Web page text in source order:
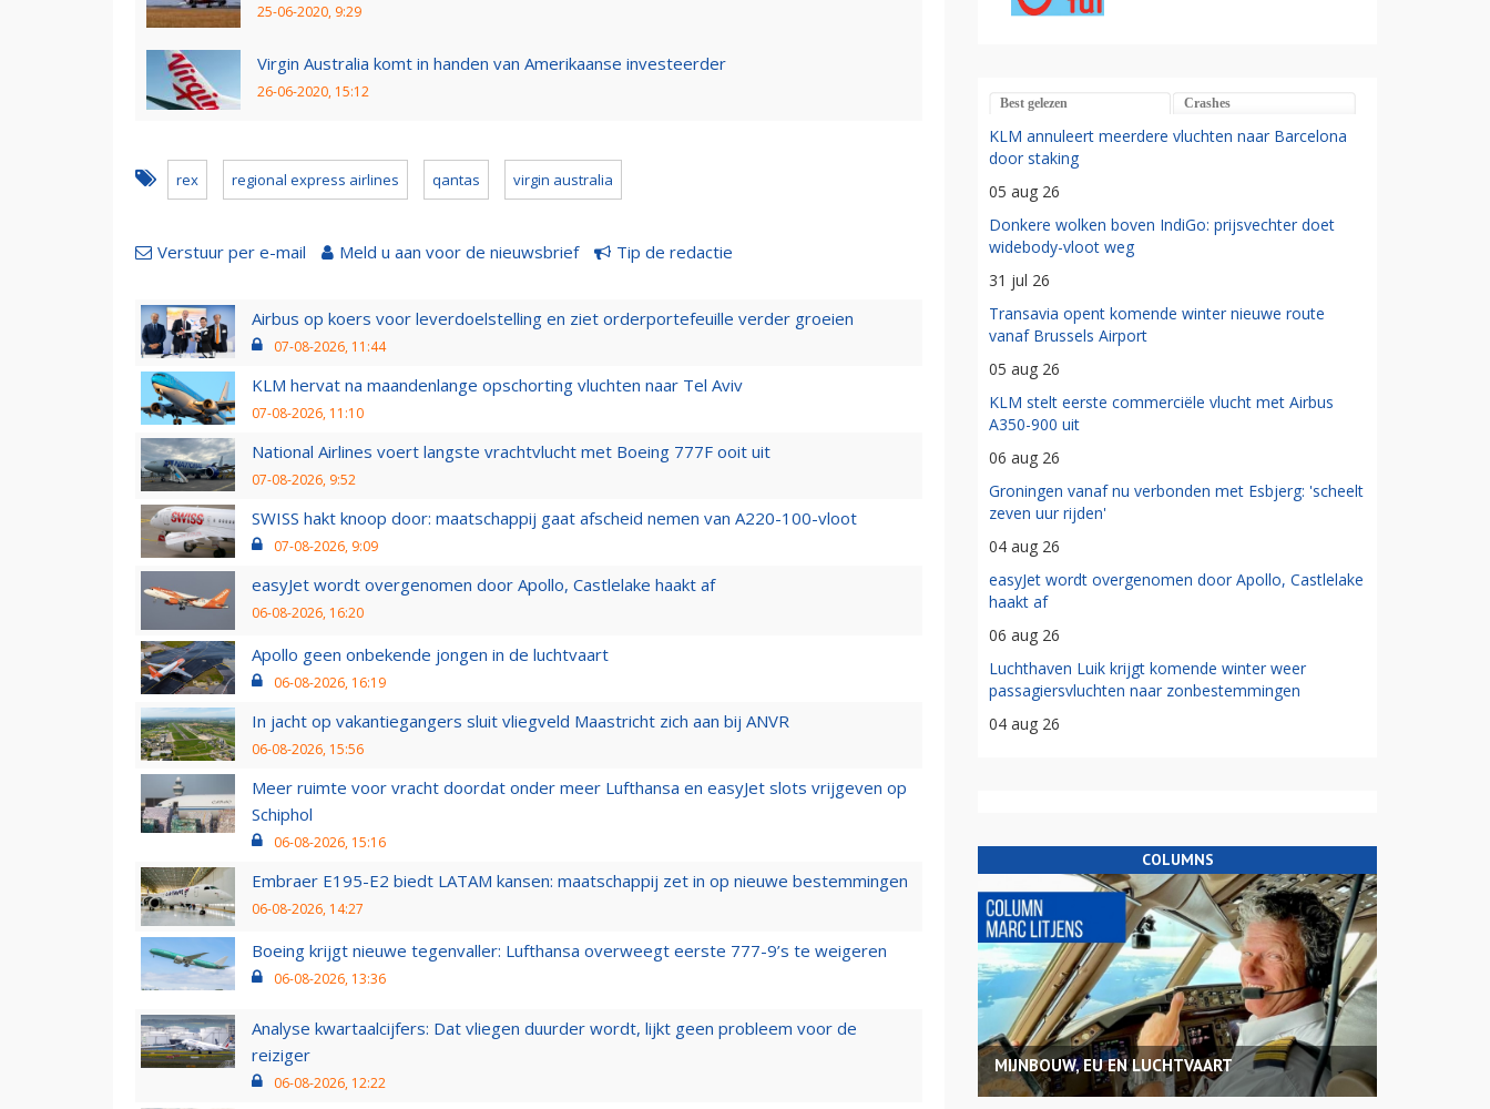
25-06-2020, 9:29
Virgin Australia komt in handen van Amerikaanse investeerder
26-06-2020, 15:12
rex regional express airlines qantas virgin australia
Verstuur per e-mail Meld u aan voor de nieuwsbrief Tip de redactie
Airbus op koers voor leverdoelstelling en ziet orderportefeuille verder groeien
07-08-2026, 11:44
KLM hervat na maandenlange opschorting vluchten naar Tel Aviv
07-08-2026, 11:10
National Airlines voert langste vrachtvlucht met Boeing 777F ooit uit
07-08-2026, 9:52
SWISS hakt knoop door: maatschappij gaat afscheid nemen van A220-100-vloot
07-08-2026, 9:09
easyJet wordt overgenomen door Apollo, Castlelake haakt af
06-08-2026, 16:20
Apollo geen onbekende jongen in de luchtvaart
06-08-2026, 16:19
In jacht op vakantiegangers sluit vliegveld Maastricht zich aan bij ANVR
06-08-2026, 15:56
Meer ruimte voor vracht doordat onder meer Lufthansa en easyJet slots vrijgeven op
Schiphol
06-08-2026, 15:16
Embraer E195-E2 biedt LATAM kansen: maatschappij zet in op nieuwe bestemmingen
06-08-2026, 14:27
Boeing krijgt nieuwe tegenvaller: Lufthansa overweegt eerste 777-9’s te weigeren
06-08-2026, 13:36
Analyse kwartaalcijfers: Dat vliegen duurder wordt, lijkt geen probleem voor de
reiziger
06-08-2026, 12:22
Best gelezen Crashes
KLM annuleert meerdere vluchten naar Barcelona
door staking
05 aug 26
Donkere wolken boven IndiGo: prijsvechter doet
widebody-vloot weg
31 jul 26
Transavia opent komende winter nieuwe route
vanaf Brussels Airport
05 aug 26
KLM stelt eerste commerciële vlucht met Airbus
A350-900 uit
06 aug 26
Groningen vanaf nu verbonden met Esbjerg: 'scheelt
zeven uur rijden'
04 aug 26
easyJet wordt overgenomen door Apollo, Castlelake
haakt af
06 aug 26
Luchthaven Luik krijgt komende winter weer
passagiersvluchten naar zonbestemmingen
04 aug 26
COLUMNS
MIJNBOUW, EU EN LUCHTVAART